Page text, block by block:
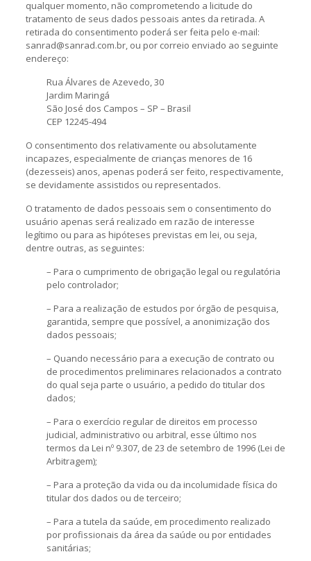
qualquer momento, não comprometendo a licitude do
tratamento de seus dados pessoais antes da retirada. A
retirada do consentimento poderá ser feita pelo e-mail:
sanrad@sanrad.com.br, ou por correio enviado ao seguinte
endereço:
Rua Álvares de Azevedo, 30
Jardim Maringá
São José dos Campos – SP – Brasil
CEP 12245-494
O consentimento dos relativamente ou absolutamente
incapazes, especialmente de crianças menores de 16
(dezesseis) anos, apenas poderá ser feito, respectivamente,
se devidamente assistidos ou representados.
O tratamento de dados pessoais sem o consentimento do
usuário apenas será realizado em razão de interesse
legítimo ou para as hipóteses previstas em lei, ou seja,
dentre outras, as seguintes:
– Para o cumprimento de obrigação legal ou regulatória
pelo controlador;
– Para a realização de estudos por órgão de pesquisa,
garantida, sempre que possível, a anonimização dos
dados pessoais;
– Quando necessário para a execução de contrato ou
de procedimentos preliminares relacionados a contrato
do qual seja parte o usuário, a pedido do titular dos
dados;
– Para o exercício regular de direitos em processo
judicial, administrativo ou arbitral, esse último nos
termos da Lei nº 9.307, de 23 de setembro de 1996 (Lei de
Arbitragem);
– Para a proteção da vida ou da incolumidade física do
titular dos dados ou de terceiro;
– Para a tutela da saúde, em procedimento realizado
por profissionais da área da saúde ou por entidades
sanitárias;